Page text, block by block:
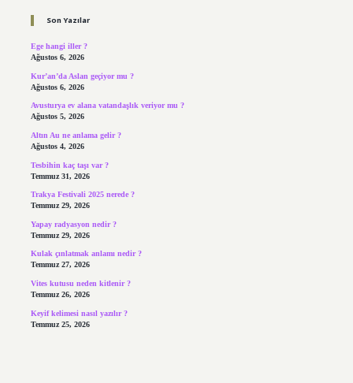
Son Yazılar
Ege hangi iller ?
Ağustos 6, 2026
Kur’an’da Aslan geçiyor mu ?
Ağustos 6, 2026
Avusturya ev alana vatandaşlık veriyor mu ?
Ağustos 5, 2026
Altın Au ne anlama gelir ?
Ağustos 4, 2026
Tesbihin kaç taşı var ?
Temmuz 31, 2026
Trakya Festivali 2025 nerede ?
Temmuz 29, 2026
Yapay radyasyon nedir ?
Temmuz 29, 2026
Kulak çınlatmak anlamı nedir ?
Temmuz 27, 2026
Vites kutusu neden kitlenir ?
Temmuz 26, 2026
Keyif kelimesi nasıl yazılır ?
Temmuz 25, 2026